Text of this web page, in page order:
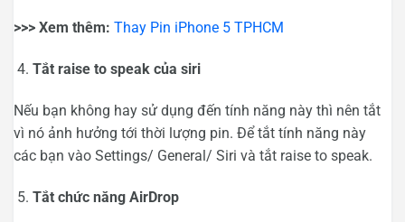
>>> Xem thêm: Thay Pin iPhone 5 TPHCM
Tắt raise to speak của siri
Nếu bạn không hay sử dụng đến tính năng này thì nên tắt
vì nó ảnh hưởng tới thời lượng pin. Để tắt tính năng này
các bạn vào Settings/ General/ Siri và tắt raise to speak.
Tắt chức năng AirDrop